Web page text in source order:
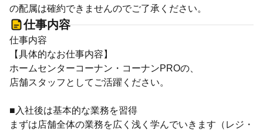
の配属は確約できませんのでご了承ください。
仕事内容
仕事内容
【具体的なお仕事内容】
ホームセンターコーナン・コーナンPROの、
店舗スタッフとしてご活躍ください。
■入社後は基本的な業務を習得
まずは店舗全体の業務を広く浅く学んでいきます（レジ・